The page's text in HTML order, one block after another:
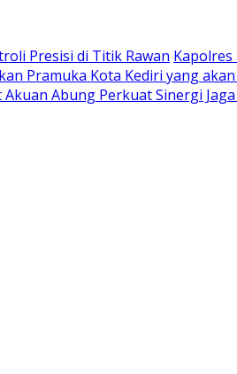
Presisi di Titik Rawan
Pramuka Kota Kediri yang
Abung Perkuat Sinergi